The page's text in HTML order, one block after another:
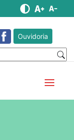
Ouvidoria